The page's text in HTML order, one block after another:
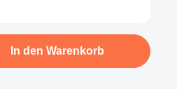
den gewünschten
In den Warenkorb